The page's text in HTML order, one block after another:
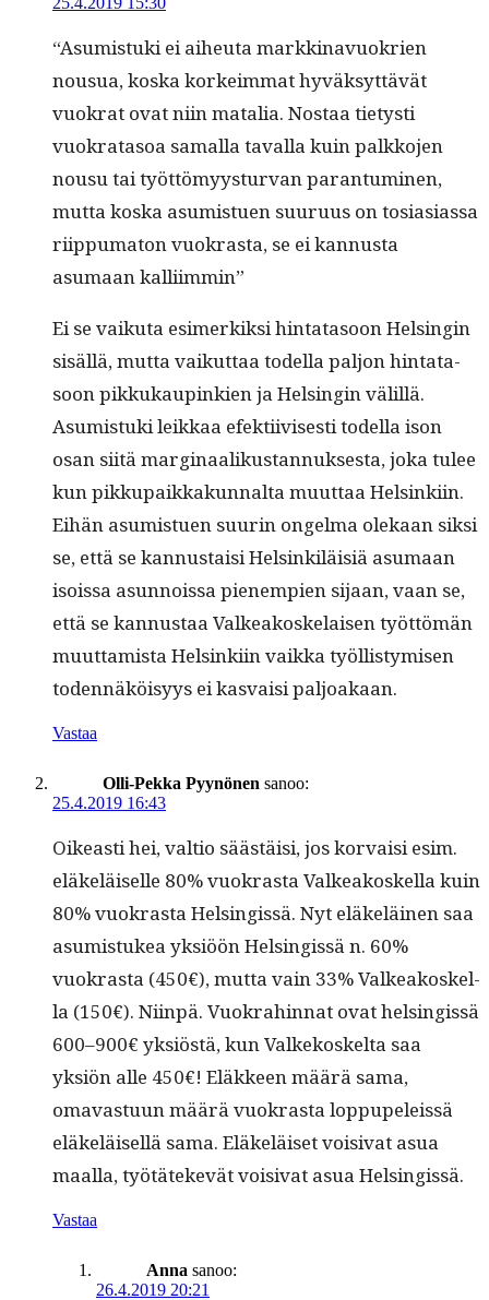
“Asum­is­tu­ki ei aiheuta markki­navuokrien
nousua, kos­ka korkeim­mat hyväksyt­tävät
vuokrat ovat niin matalia. Nos­taa tietysti
vuokrata­soa samal­la taval­la kuin palkko­jen
nousu tai työt­tömyys­tur­van paran­tu­mi­nen,
mut­ta kos­ka asum­istuen suu­ru­us on tosi­asi­as­sa
riip­puma­ton vuokras­ta, se ei kan­nus­ta
asumaan kalliimmin”
Ei se vaiku­ta esimerkik­si hin­tata­soon Helsin­gin
sisäl­lä, mut­ta vaikut­taa todel­la paljon hin­tata­
soon pikkukaupinkien ja Helsin­gin välil­lä.
Asum­is­tu­ki leikkaa efek­ti­ivis­es­ti todel­la ison
osan siitä mar­gin­aa­likus­tan­nuk­ses­ta, joka tulee
kun pikku­paikkakunnal­ta muut­taa Helsinki­in.
Eihän asum­istuen suurin ongel­ma olekaan sik­si
se, että se kan­nus­taisi Helsinkiläisiä asumaan
isois­sa asun­nois­sa pienem­pi­en sijaan, vaan se,
että se kan­nus­taa Valkeakoske­laisen työt­tömän
muut­tamista Helsinki­in vaik­ka työl­listymisen
toden­näköisyys ei kas­vaisi paljoakaan.
Vastaa
Olli-Pekka Pyynönen sanoo:
25.4.2019 16:43
Oikeasti hei, val­tio säästäisi, jos kor­vaisi esim.
eläkeläiselle 80% vuokras­ta Valkeakoskel­la kuin
80% vuokras­ta Helsingis­sä. Nyt eläkeläi­nen saa
asum­is­tukea yksiöön Helsingis­sä n. 60%
vuokras­ta (450€), mut­ta vain 33% Valkeakoskel­
la (150€). Niin­pä. Vuokrahin­nat ovat helsingis­sä
600–900€ yksiöstä, kun Valkekoskelta saa
yksiön alle 450€! Eläk­keen määrä sama,
omavas­tu­un määrä vuokras­ta lop­pu­peleis­sä
eläkeläisel­lä sama. Eläkeläiset voisi­vat asua
maal­la, työtätekevät voisi­vat asua Helsingissä.
Vastaa
Anna sanoo:
26.4.2019 20:21